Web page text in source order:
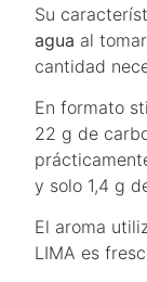
Su
agua al
cantidad
En formato
22 g de
y solo 1,4 g
El aroma
LIMA es